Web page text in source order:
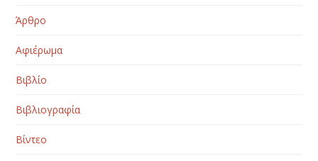
Άρθρο
Αφιέρωμα
Βιβλίο
Βιβλιογραφία
Βίντεο